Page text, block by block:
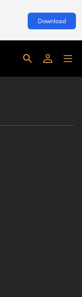
Download